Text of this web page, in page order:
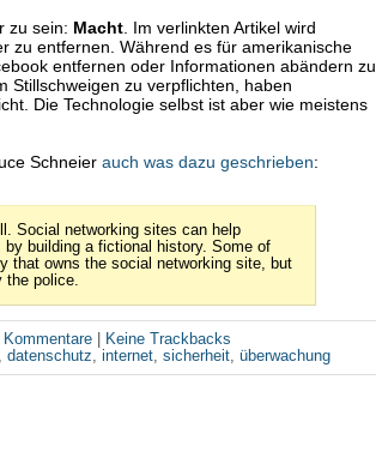
zu sein: Macht . Im verlinkten Artikel wird
zu entfernen. Während es für amerikanische
entfernen oder Informationen abändern zu
Stillschweigen zu verpflichten, haben
Die Technologie selbst ist aber wie meistens
Schneierauch was dazu geschrieben:
Social networking sites can help
building a fictional history. Some of
that owns the social networking site, but
the police.
Kommentare
Keine Trackbacks
datenschutz,internet,sicherheit,überwachung